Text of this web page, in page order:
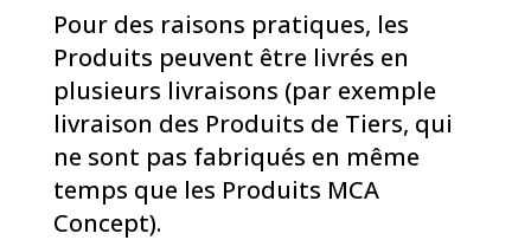
Pour des raisons pratiques, les
Produits peuvent être livrés en
plusieurs livraisons (par exemple
livraison des Produits de Tiers, qui
ne sont pas fabriqués en même
temps que les Produits MCA
Concept).